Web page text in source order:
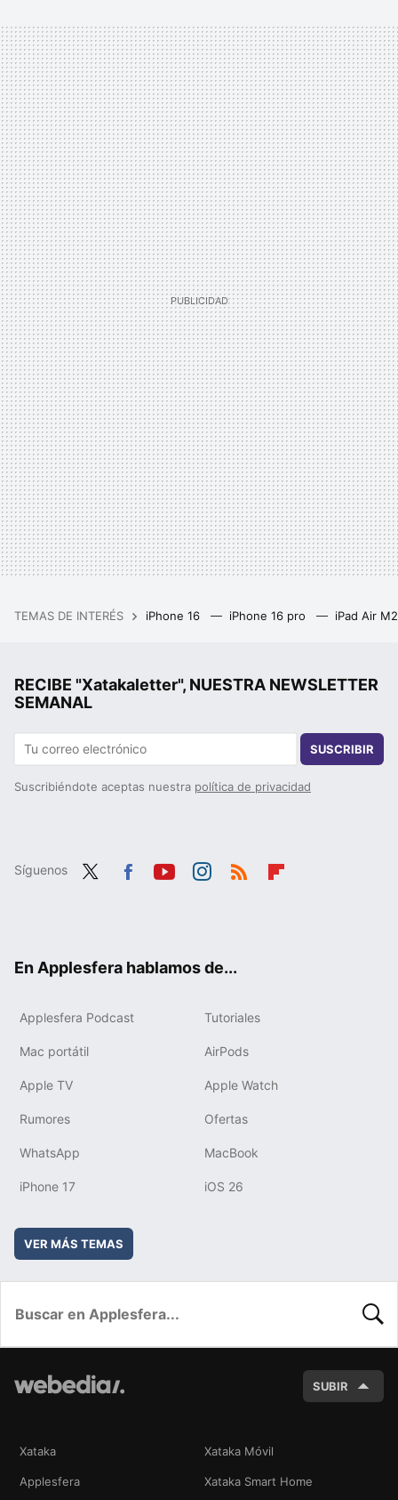
TEMAS DE INTERÉS iPhone 16 iPhone 16 pro iPad Air
RECIBE "Xatakaletter", NUESTRA NEWSLETTER
SEMANAL
SUSCRIBIR
Suscribiéndote aceptas nuestra política de privacidad
Síguenos
En Applesfera hablamos de...
Applesfera Podcast Tutoriales
Mac portátil AirPods
Apple TV Apple Watch
Rumores Ofertas
WhatsApp MacBook
iPhone 17 iOS 26
VER MÁS TEMAS
SUBIR
Xataka Xataka Móvil
Applesfera Xataka Smart Home